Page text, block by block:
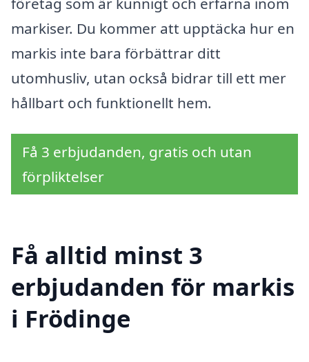
markiser. Du kommer att upptäcka hur en
markis inte bara förbättrar ditt
utomhusliv, utan också bidrar till ett mer
hållbart och funktionellt hem.
Få 3 erbjudanden, gratis och utan
förpliktelser
Få alltid minst 3
erbjudanden för markis
i Frödinge